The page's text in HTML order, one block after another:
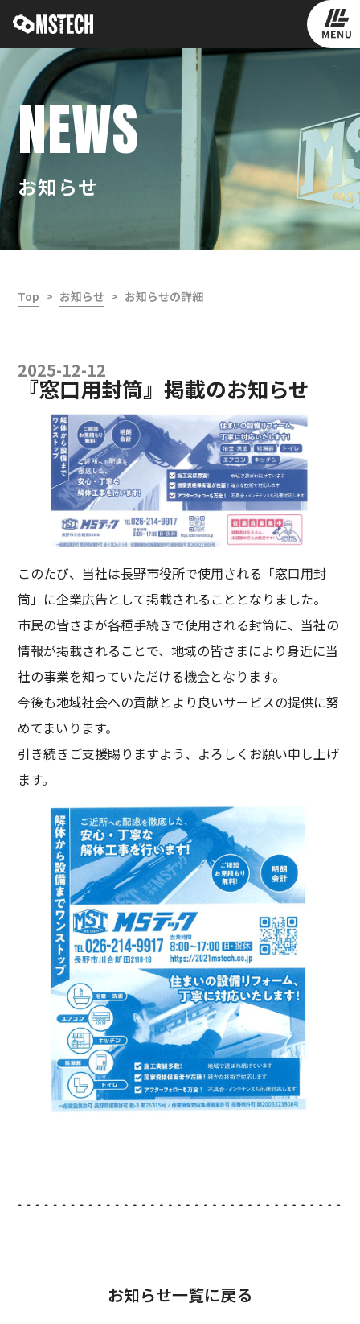
NEWS
お知らせ
Top お知らせ お知らせの詳細
2025-12-12
『窓口用封筒』掲載のお知らせ
このたび、当社は長野市役所で使用される「窓口用封
筒」に企業広告として掲載されることとなりました。
市民の皆さまが各種手続きで使用される封筒に、当社の
情報が掲載されることで、地域の皆さまにより身近に当
社の事業を知っていただける機会となります。
今後も地域社会への貢献とより良いサービスの提供に努
めてまいります。
引き続きご支援賜りますよう、よろしくお願い申し上げ
ます。
お知らせ一覧に戻る